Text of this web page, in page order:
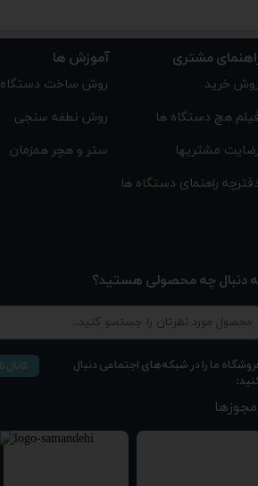
مجوزها
مشتری
خرید
هچ دستگاه ها
مشتریها
راهنمای دستگاه ها
آموزش ها
روش ساخت دستگاه
روش نطفه سنجی
ستر و هچر همزمان
دنبال چه محصولی هستید؟
ما را در شبکه‌های اجتماعی دنبال